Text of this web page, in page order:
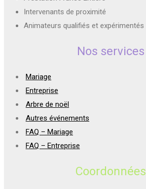
Intervenants de proximité
Animateurs qualifiés et expérimentés
Nos services
Mariage
Entreprise
Arbre de noël
Autres événements
FAQ – Mariage
FAQ – Entreprise
Coordonnées